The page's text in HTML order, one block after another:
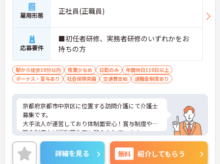
雇用形態 正社員(正職員)
応募要件
■初任者研修、実務者研修のいずれかをお
持ちの方
駅から徒歩10分以内 残業少なめ 日勤のみ
年間休日110日以上
ボーナス・賞与あり
社会保険完備 交通費支給 退職金制度あり
京都府京都市中京区に位置する訪問介護にて介護士
募集です。
大手法人が運営しており体制面安心！賞与制度や退
職金制度など福利厚生面も整えられています。
ご興味のある方には、面接対策ポイントなど、さら
に詳細をお話いたしますので、お気軽にご相談くだ
さい。
詳細を見る 無料 紹介してもらう